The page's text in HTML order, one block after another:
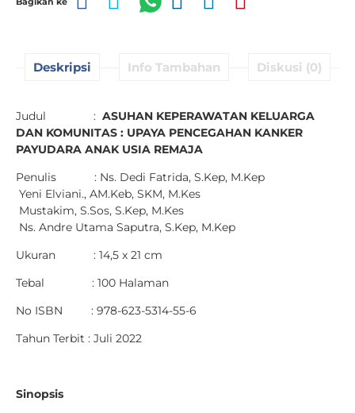
Deskripsi Info Tambahan Diskusi (0)
Judul : ASUHAN KEPERAWATAN KELUARGA
DAN KOMUNITAS : UPAYA PENCEGAHAN KANKER
PAYUDARA ANAK USIA REMAJA
Penulis : Ns. Dedi Fatrida, S.Kep, M.Kep
Yeni Elviani., AM.Keb, SKM, M.Kes
Mustakim, S.Sos, S.Kep, M.Kes
Ns. Andre Utama Saputra, S.Kep, M.Kep
Ukuran : 14,5 x 21 cm
Tebal : 100 Halaman
No ISBN : 978-623-5314-55-6
Tahun Terbit : Juli 2022
Sinopsis